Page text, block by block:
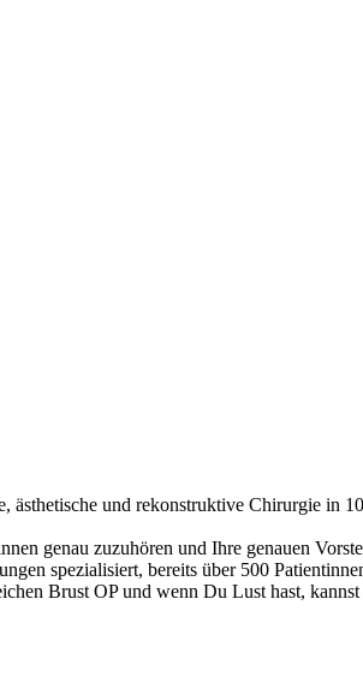
ästhetische und rekonstruktive Chirurgie
genau zuzuhören und Ihre genauen
spezialisiert, bereits über 500
Brust OP und wenn Du Lust hast,